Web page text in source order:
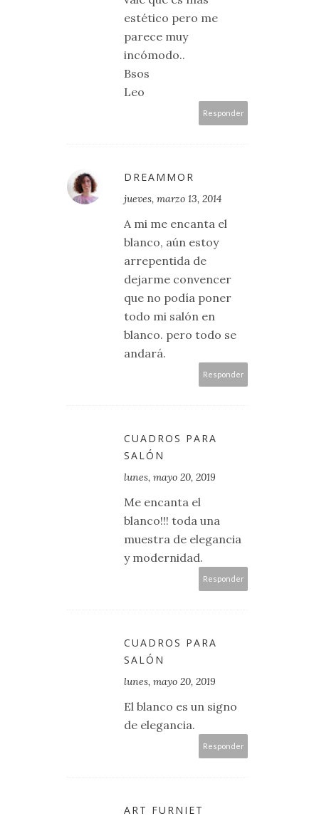
estético pero me
parece muy
incómodo..
Bsos
Leo
Responder
DREAMMOR
jueves, marzo 13, 2014
A mi me encanta el
blanco, aún estoy
arrepentida de
dejarme convencer
que no podía poner
todo mi salón en
blanco. pero todo se
andará.
Responder
CUADROS PARA
SALÓN
lunes, mayo 20, 2019
Me encanta el
blanco!!! toda una
muestra de elegancia
y modernidad.
Responder
CUADROS PARA
SALÓN
lunes, mayo 20, 2019
El blanco es un signo
de elegancia.
Responder
ART FURNIET